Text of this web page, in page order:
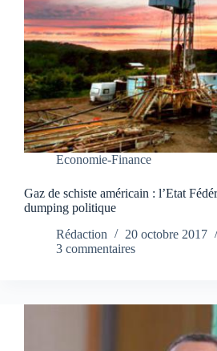
Economie-Finance
Gaz de schiste américain : l’Etat
dumping politique
Rédaction
20 octobre 2017
3 commentaires